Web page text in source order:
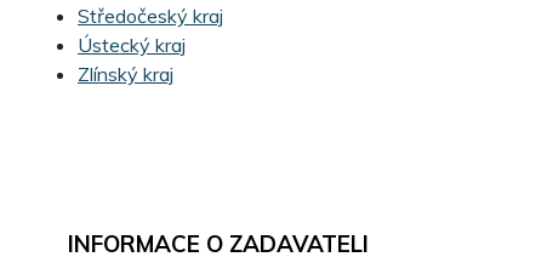
Středočeský kraj
Ústecký kraj
Zlínský kraj
INFORMACE O ZADAVATELI